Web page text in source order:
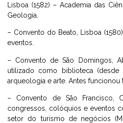
Lisboa (1582) – Academia das
Geologia.
– Convento do Beato, Lisboa
eventos.
– Convento de São Domingos,
utilizado como biblioteca
arqueologia e arte. Antes
– Convento de São Francisco,
congressos, colóquios e eventos
setor do turismo de negócios